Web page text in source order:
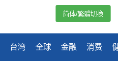
台湾 全球 金融 消费
简体/繁體切換